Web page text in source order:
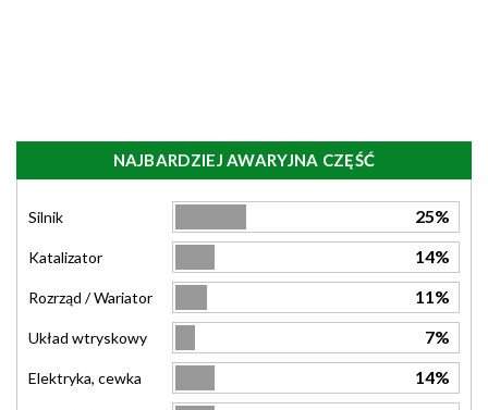
NAJBARDZIEJ AWARYJNA CZĘŚĆ
Silnik 25%
Katalizator 14%
Rozrząd / Wariator 11%
Układ wtryskowy 7%
Elektryka, cewka 14%